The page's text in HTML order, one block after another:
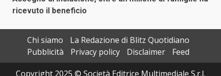
ricevuto il beneficio
Chi siamo
La Redazione di Blitz Quotidiano
Pubblicità
Privacy policy Disclaimer
Feed
Copyright 2025 © Società Editrice Multimediale S.r.l.